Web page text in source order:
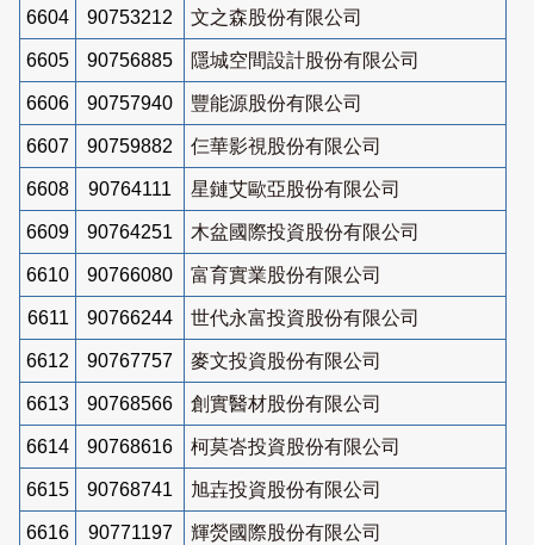
6604 90753212 文之森股份有限公司
6605 90756885 隱城空間設計股份有限公司
6606 90757940 豐能源股份有限公司
6607 90759882 仨華影視股份有限公司
6608 90764111 星鏈艾歐亞股份有限公司
6609 90764251 木盆國際投資股份有限公司
6610 90766080 富育實業股份有限公司
6611 90766244 世代永富投資股份有限公司
6612 90767757 麥文投資股份有限公司
6613 90768566 創實醫材股份有限公司
6614 90768616 柯莫峇投資股份有限公司
6615 90768741 旭壵投資股份有限公司
6616 90771197 輝熒國際股份有限公司